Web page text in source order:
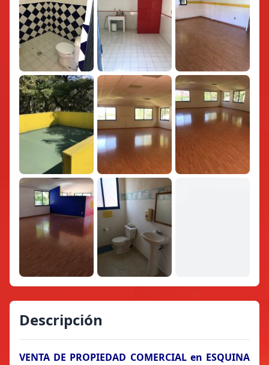
Descripción
VENTA DE PROPIEDAD COMERCIAL en ESQUINA